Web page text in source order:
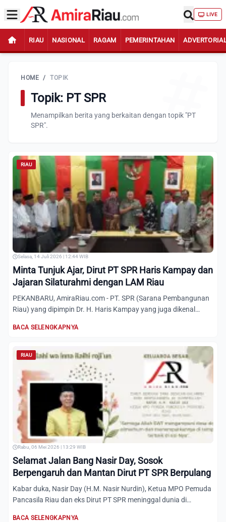
LIVE
RIAU NASIONAL RAGAM PEMERINTAHAN
HOME / TOPIK
Topik: PT SPR
Menampilkan berita yang berkaitan dengan topik "PT
SPR".
RIAU
Selasa, 14 Juli 2026 | 12:44 WIB
Minta Tunjuk Ajar, Dirut PT SPR Haris Kampay dan
Jajaran Silaturahmi dengan LAM Riau
PEKANBARU, AmiraRiau.com - PT. SPR (Sarana Pembangunan
Riau) yang dipimpin Dr. H. Haris Kampay yang juga dikenal
BACA SELENGKAPNYA
RIAU
Rabu, 06 Mei 2026 | 13:29 WIB
Selamat Jalan Bang Nasir Day, Sosok
Berpengaruh dan Mantan Dirut PT SPR Berpulang
Kabar duka, Nasir Day (H.M. Nasir Nurdin), Ketua MPO Pemuda
Pancasila Riau dan eks Dirut PT SPR meninggal dunia di
BACA SELENGKAPNYA